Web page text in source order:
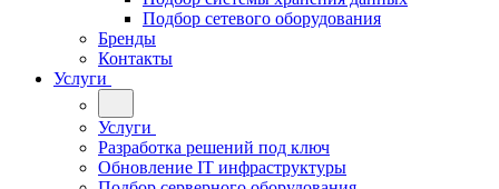
Подбор сетевого оборудования
Бренды
Контакты
Услуги
Услуги
Разработка решений под ключ
Обновление IT инфраструктуры